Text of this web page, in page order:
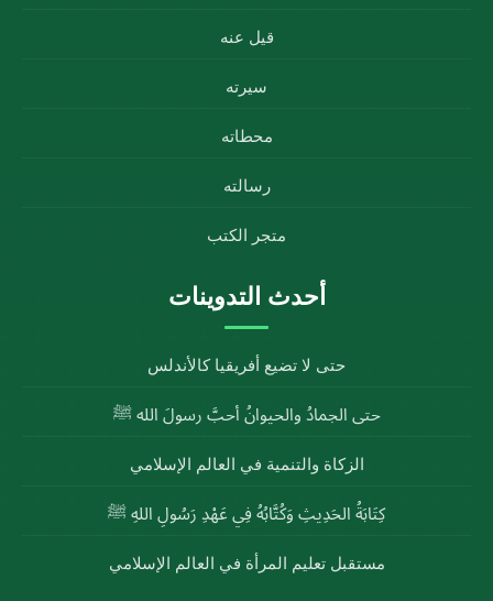
قيل عنه
سيرته
محطاته
رسالته
متجر الكتب
أحدث التدوينات
حتى لا تضيع أفريقيا كالأندلس
حتى الجمادُ والحيوانُ أحبَّ رسولَ الله ﷺ
الزكاة والتنمية في العالم الإسلامي
كِتَابَةُ الحَدِيثِ وَكُتَّابُهُ فِي عَهْدِ رَسُولِ اللهِ ﷺ
مستقبل تعليم المرأة في العالم الإسلامي